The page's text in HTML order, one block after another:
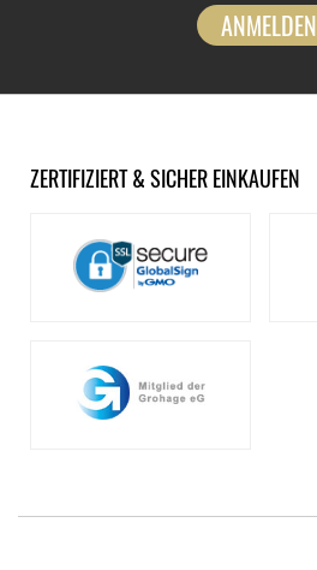
ANMELDEN
ZERTIFIZIERT & SICHER EINKAUFEN